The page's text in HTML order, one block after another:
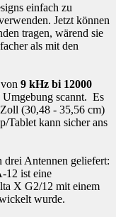
einfach zu
Jetzt können
tragen, wärend sie
als mit den
9 kHz bi 12000
scannt. Es
(30,48 - 35,56 cm)
Tablet kann sicher ans
Antennen geliefert:
12 ist eine
X G2/12 mit einem
wurde.